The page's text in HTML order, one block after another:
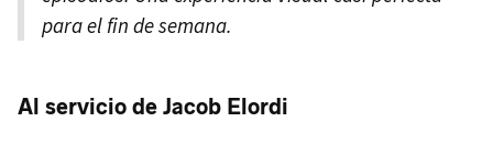
para el fin de semana.
Al servicio de Jacob Elordi